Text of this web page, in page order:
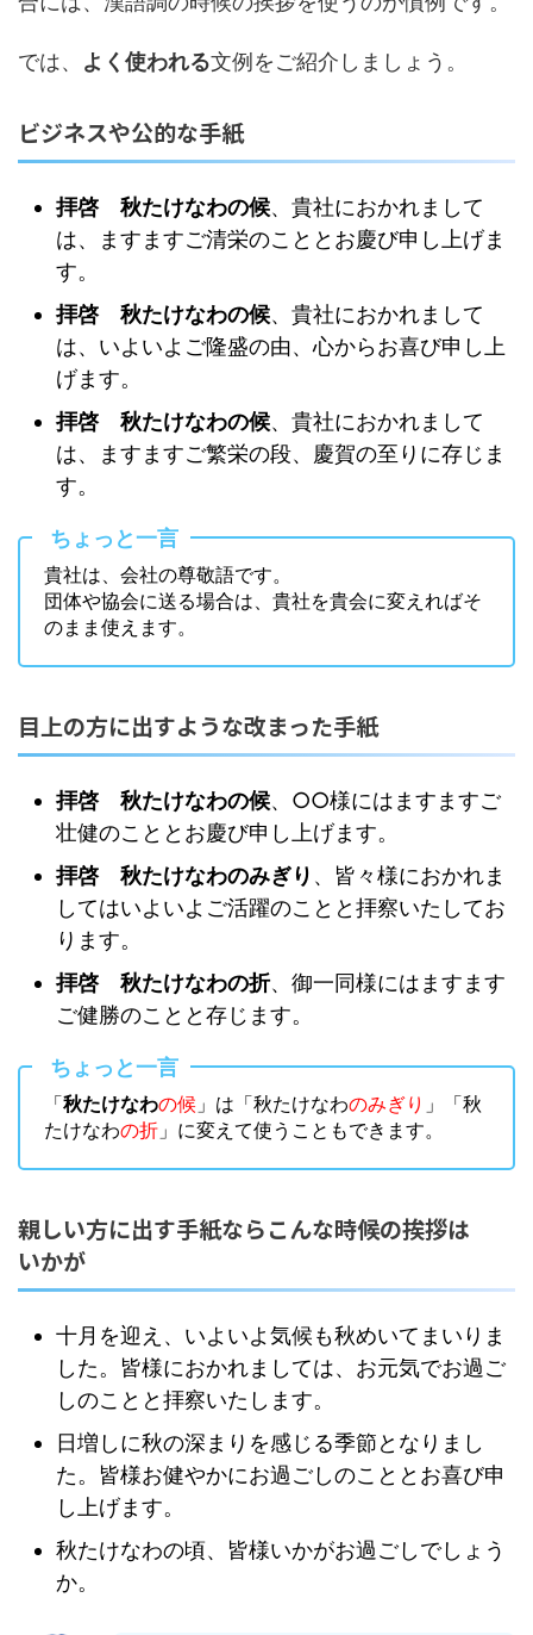
では、 よく使われる文例 をご紹介しましょう。
ビジネスや公的な手紙
拝啓 秋たけなわの候、貴社におかれまして
は、ますますご清栄のこととお慶び申し上げま
す。
拝啓 秋たけなわの候、貴社におかれまして
は、いよいよご隆盛の由、心からお喜び申し上
げます。
拝啓 秋たけなわの候、貴社におかれまして
は、ますますご繁栄の段、慶賀の至りに存じま
す。
ちょっと一言
貴社は、会社の尊敬語です。
団体や協会に送る場合は、貴社を貴会に変えればそ
のまま使えます。
目上の方に出すような改まった手紙
拝啓 秋たけなわの候、○○様にはますますご
壮健のこととお慶び申し上げます。
拝啓 秋たけなわのみぎり 、皆々様におかれま
してはいよいよご活躍のことと拝察いたしてお
ります。
拝啓 秋たけなわの折、御一同様にはますます
ご健勝のことと存じます。
ちょっと一言
「秋たけなわの候 」は「秋たけなわのみぎり 」「秋
たけなわの折 」に変えて使うこともできます。
親しい方に出す手紙ならこんな時候の挨拶は
いかが
十月を迎え、いよいよ気候も秋めいてまいりま
した。皆様におかれましては、お元気でお過ご
しのことと拝察いたします。
日増しに秋の深まりを感じる季節となりまし
た。皆様お健やかにお過ごしのこととお喜び申
し上げます。
秋たけなわの頃、皆様いかがお過ごしでしょう
か。